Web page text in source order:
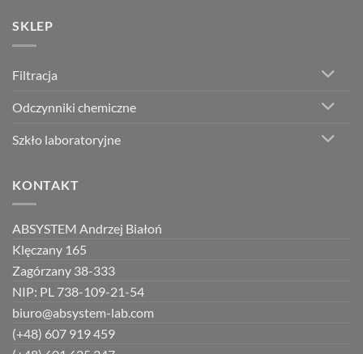
SKLEP
Filtracja
Odczynniki chemiczne
Szkło laboratoryjne
KONTAKT
ABSYSTEM Andrzej Białoń
Klęczany 165
Zagórzany 38-333
NIP: PL 738-109-21-54
biuro@absystem-lab.com
(+48) 607 919 459